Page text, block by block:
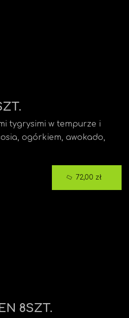
tygrysimi w tempurze i
ogórkiem, awokado,
8SZT.